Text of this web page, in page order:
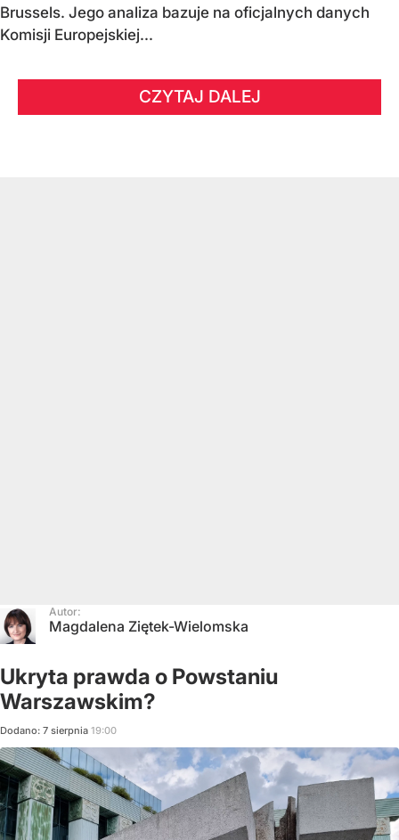
Brussels. Jego analiza bazuje na oficjalnych danych
Komisji Europejskiej...
CZYTAJ DALEJ
Autor:
Magdalena Ziętek-Wielomska
Ukryta prawda o Powstaniu
Warszawskim?
Dodano: 7 sierpnia 19:00